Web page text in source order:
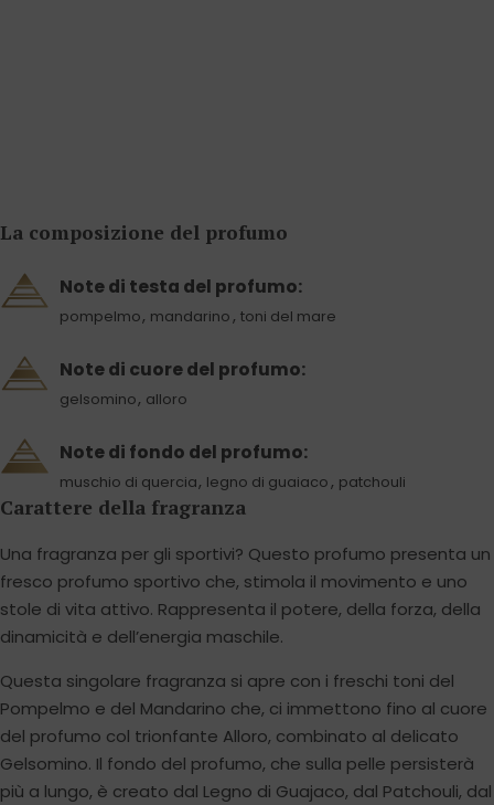
La composizione del profumo
Note di testa del profumo:
pompelmo, mandarino , toni del mare
Note di cuore del profumo:
gelsomino, alloro
Note di fondo del profumo:
muschio di quercia, legno di guaiaco , patchouli
Carattere della fragranza
Una fragranza per gli sportivi? Questo profumo presenta un
fresco profumo sportivo che, stimola il movimento e uno
stole di vita attivo. Rappresenta il potere, della forza, della
dinamicità e dell’energia maschile.
Questa singolare fragranza si apre con i freschi toni del
Pompelmo e del Mandarino che, ci immettono fino al cuore
del profumo col trionfante Alloro, combinato al delicato
Gelsomino. Il fondo del profumo, che sulla pelle persisterà
più a lungo, è creato dal Legno di Guajaco, dal Patchouli, dal